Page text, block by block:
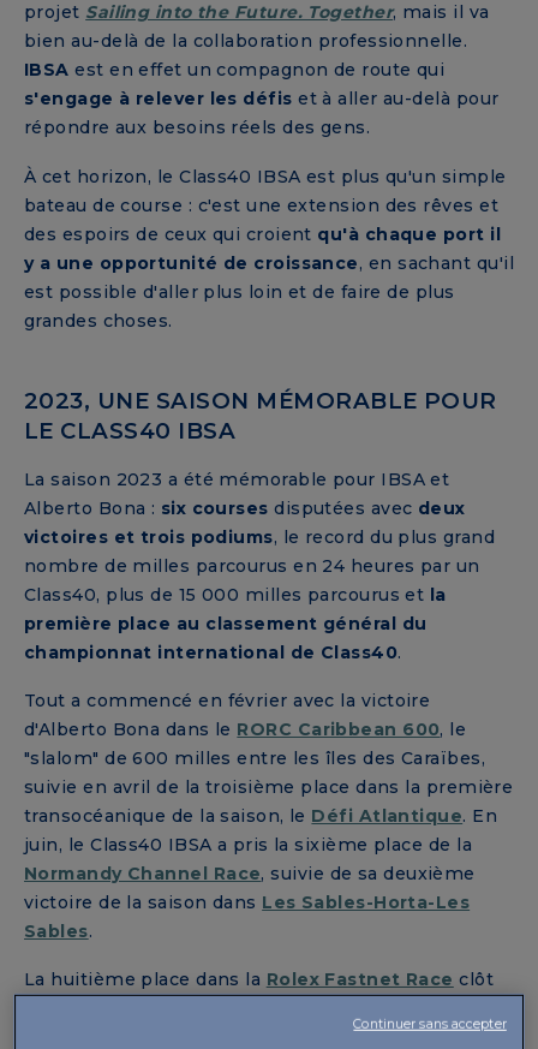
projet Sailing into the Future. Together, mais il va
bien au-delà de la collaboration professionnelle.
IBSA est en effet un compagnon de route qui
s'engage à relever les défis et à aller au-delà pour
répondre aux besoins réels des gens.
À cet horizon, le Class40 IBSA est plus qu'un simple
bateau de course : c'est une extension des rêves et
des espoirs de ceux qui croient qu'à chaque port il
y a une opportunité de croissance, en sachant qu'il
est possible d'aller plus loin et de faire de plus
grandes choses.
2023, UNE SAISON MÉMORABLE POUR
LE CLASS40 IBSA
La saison 2023 a été mémorable pour IBSA et
Alberto Bona : six courses disputées avec deux
victoires et trois podiums, le record du plus grand
nombre de milles parcourus en 24 heures par un
Class40, plus de 15 000 milles parcourus et la
première place au classement général du
championnat international de Class40.
Tout a commencé en février avec la victoire
d'Alberto Bona dans le RORC Caribbean 600, le
"slalom" de 600 milles entre les îles des Caraïbes,
suivie en avril de la troisième place dans la première
transocéanique de la saison, le Défi Atlantique. En
juin, le Class40 IBSA a pris la sixième place de la
Normandy Channel Race, suivie de sa deuxième
victoire de la saison dans Les Sables-Horta-Les
Sables.
La huitième place dans la Rolex Fastnet Race clôt
pause estivale terminée, l'année s'achève avec la
Continuer sans accepter